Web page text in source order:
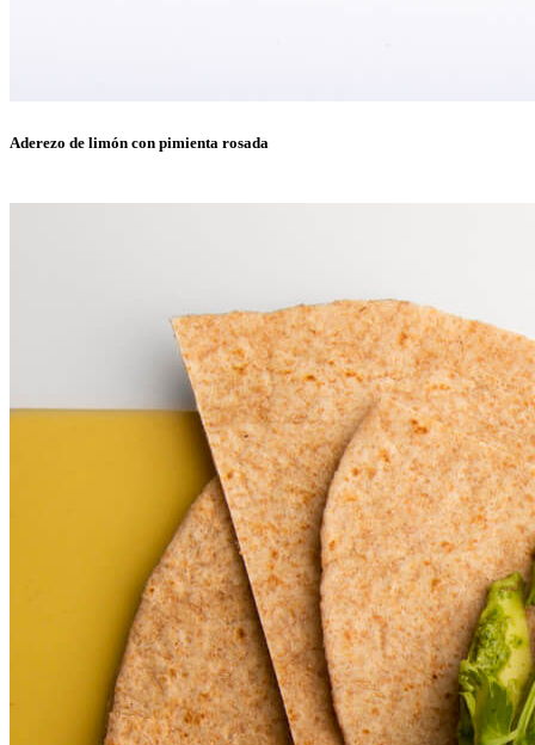
Aderezo de limón con pimienta rosada